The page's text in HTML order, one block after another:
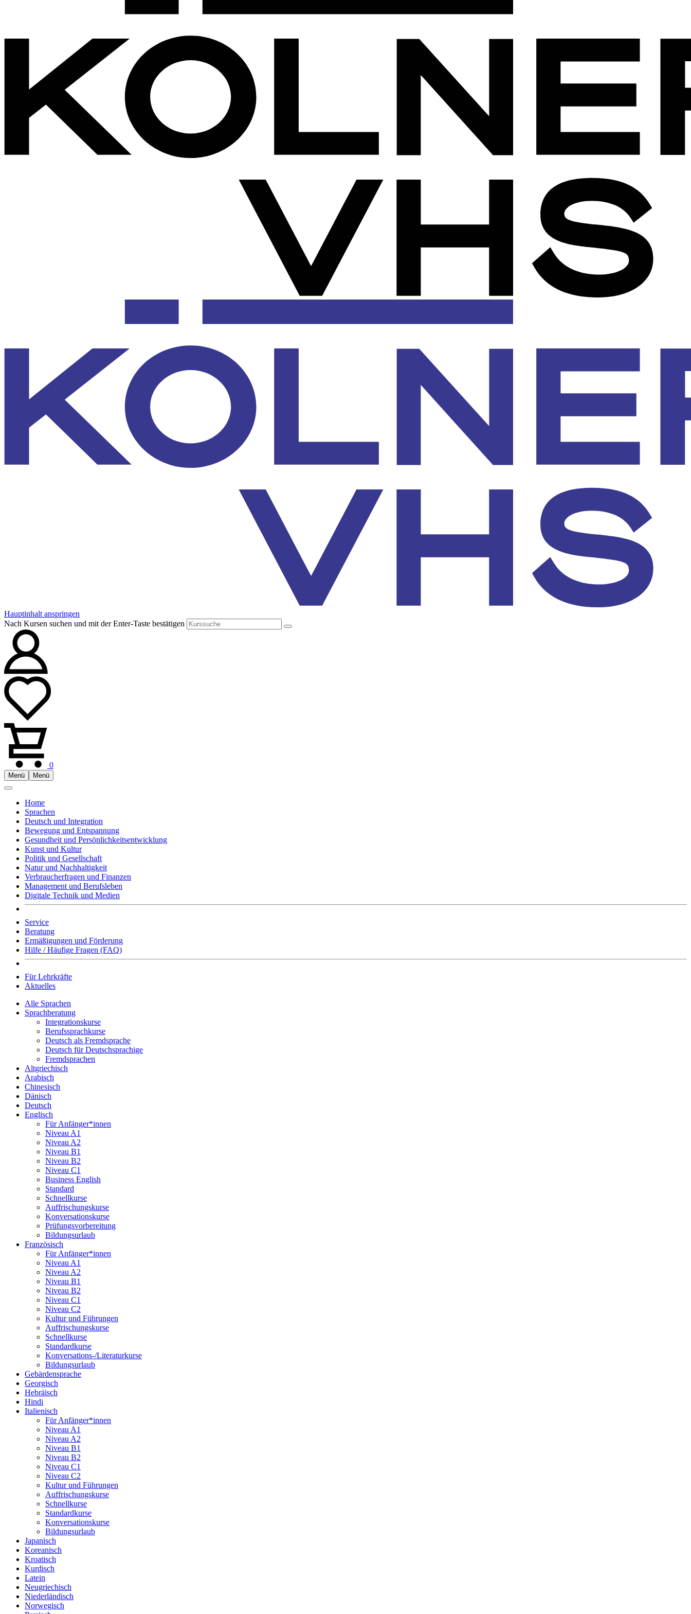
Hauptinhalt anspringen
Nach Kursen suchen und mit der Enter-Taste bestätigen
0
Menü Menü
Home
Sprachen
Deutsch und Integration
Bewegung und Entspannung
Gesundheit und Persönlichkeitsentwicklung
Kunst und Kultur
Politik und Gesellschaft
Natur und Nachhaltigkeit
Verbraucherfragen und Finanzen
Management und Berufsleben
Digitale Technik und Medien
Service
Beratung
Ermäßigungen und Förderung
Hilfe / Häufige Fragen (FAQ)
Für Lehrkräfte
Aktuelles
Alle Sprachen
Sprachberatung
Integrationskurse
Berufssprachkurse
Deutsch als Fremdsprache
Deutsch für Deutschsprachige
Fremdsprachen
Altgriechisch
Arabisch
Chinesisch
Dänisch
Deutsch
Englisch
Für Anfänger*innen
Niveau A1
Niveau A2
Niveau B1
Niveau B2
Niveau C1
Business English
Standard
Schnellkurse
Auffrischungskurse
Konversationskurse
Prüfungsvorbereitung
Bildungsurlaub
Französisch
Für Anfänger*innen
Niveau A1
Niveau A2
Niveau B1
Niveau B2
Niveau C1
Niveau C2
Kultur und Führungen
Auffrischungskurse
Schnellkurse
Standardkurse
Konversations-/Literaturkurse
Bildungsurlaub
Gebärdensprache
Georgisch
Hebräisch
Hindi
Italienisch
Für Anfänger*innen
Niveau A1
Niveau A2
Niveau B1
Niveau B2
Niveau C1
Niveau C2
Kultur und Führungen
Auffrischungskurse
Schnellkurse
Standardkurse
Konversationskurse
Bildungsurlaub
Japanisch
Koreanisch
Kroatisch
Kurdisch
Latein
Neugriechisch
Niederländisch
Norwegisch